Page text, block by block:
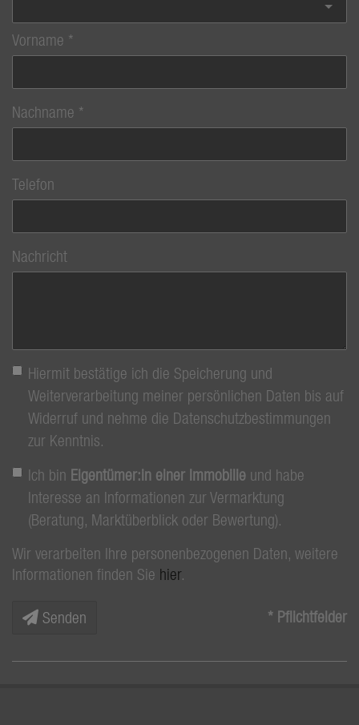
Vorname
Nachname
Telefon
Nachricht
Hiermit bestätige ich die Speicherung und
Weiterverarbeitung meiner persönlichen Daten bis auf
Widerruf und nehme die Datenschutzbestimmungen
zur Kenntnis.
Ich bin Eigentümer:in einer Immobilie und habe
Interesse an Informationen zur Vermarktung
(Beratung, Marktüberblick oder Bewertung).
Wir verarbeiten Ihre personenbezogenen Daten, weitere
Informationen finden Sie hier.
Senden * Pflichtfelder